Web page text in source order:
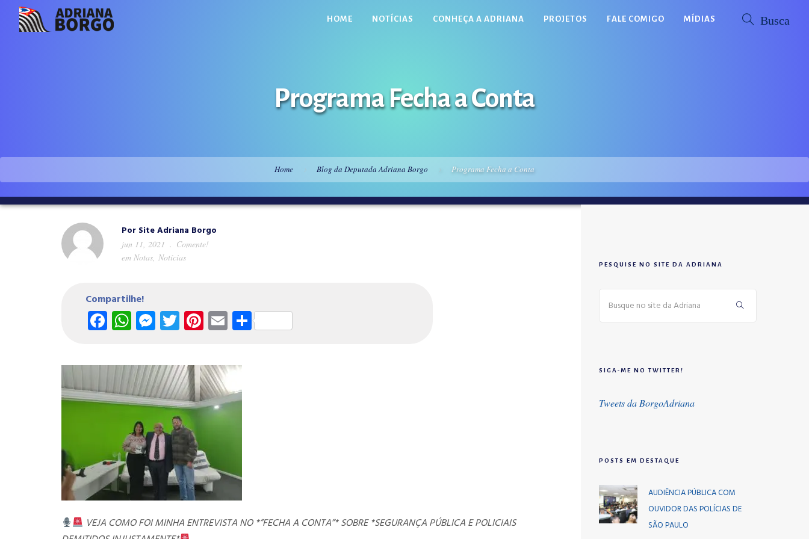
HOME NOTÍCIAS CONHEÇA A ADRIANA PROJETOS FALE COMIGO MÍDIAS
Programa Fecha a Conta
Home Blog da Deputada Adriana Borgo Programa Fecha a Conta
Por Site Adriana Borgo
jun 11, 2021
Comente!
em Notas, Notícias
Compartilhe!
Facebook
WhatsApp
Messenger
Twitter
Pinterest
Email
Share
VEJA COMO FOI MINHA ENTREVISTA NO *”FECHA A CONTA”* SOBRE *SEGURANÇA PÚBLICA E POLICIAIS
PESQUISE NO SITE DA ADRIANA
SIGA-ME NO TWITTER!
Tweets da BorgoAdriana
POSTS EM DESTAQUE
AUDIÊNCIA PÚBLICA COM
OUVIDOR DAS POLÍCIAS DE
SÃO PAULO